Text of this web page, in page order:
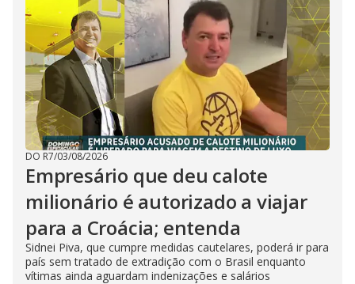
DO R7/03/08/2026
Empresário que deu calote
milionário é autorizado a viajar
para a Croácia; entenda
Sidnei Piva, que cumpre medidas cautelares, poderá ir para
país sem tratado de extradição com o Brasil enquanto
vítimas ainda aguardam indenizações e salários